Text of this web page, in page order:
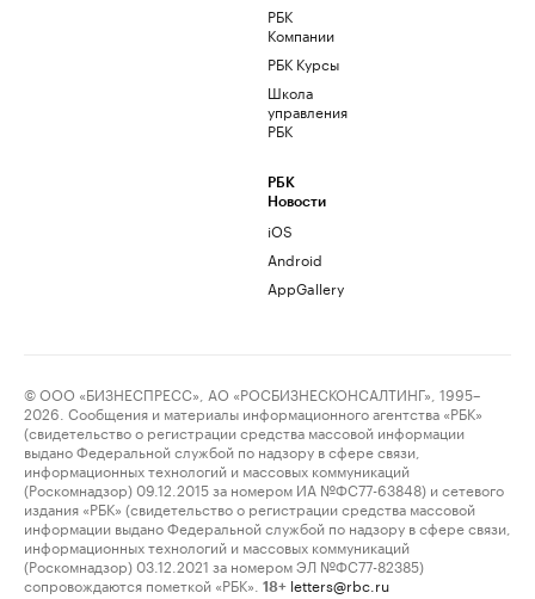
РБК
Компании
РБК Курсы
Школа
управления
РБК
РБК
Новости
iOS
Android
AppGallery
© ООО «БИЗНЕСПРЕСС», АО «РОСБИЗНЕСКОНСАЛТИНГ», 1995–
2026. Сообщения и материалы информационного агентства «РБК»
(свидетельство о регистрации средства массовой информации
выдано Федеральной службой по надзору в сфере связи,
информационных технологий и массовых коммуникаций
(Роскомнадзор) 09.12.2015 за номером ИА №ФС77-63848) и сетевого
издания «РБК» (свидетельство о регистрации средства массовой
информации выдано Федеральной службой по надзору в сфере связи,
информационных технологий и массовых коммуникаций
(Роскомнадзор) 03.12.2021 за номером ЭЛ №ФС77-82385)
сопровождаются пометкой «РБК».
18+ letters@rbc.ru